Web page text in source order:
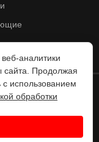
-
аналитики
сайта. Продолжая
с использованием
обработки